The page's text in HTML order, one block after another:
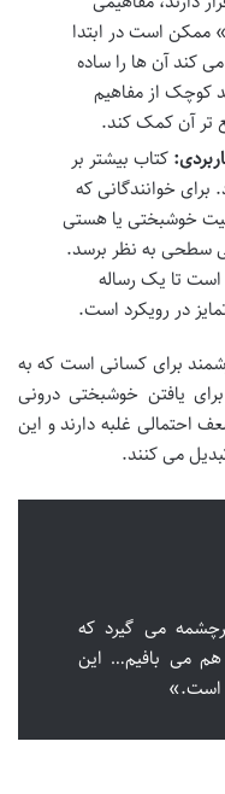
ممکن است در ابتدا
کند آن ها را ساده
کوچک از مفاهیم
تر آن کمک کند.
کتاب بیشتر بر
برای خوانندگانی که
خوشبختی یا هستی
سطحی به نظر برسد.
تا یک رساله
در رویکرد است.
برای کسانی است که به
یافتن خوشبختی درونی
احتمالی غلبه دارند و این
می کنند.
می گیرد که
هم می بافیم… این
است.»